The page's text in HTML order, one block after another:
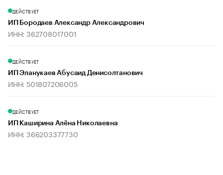
ДЕЙСТВУЕТ
ИП Бородаев Александр Александрович
ИНН: 362708017001
ДЕЙСТВУЕТ
ИП Эланукаев Абусаид Денисолтанович
ИНН: 501807206005
ДЕЙСТВУЕТ
ИП Каширина Алёна Николаевна
ИНН: 366203377730